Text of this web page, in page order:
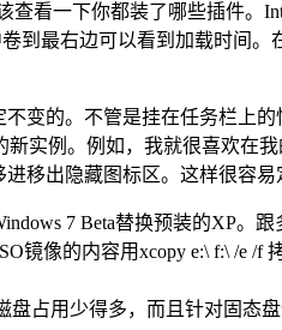
查看一下你都装了哪些插件。
到最右边可以看到加载时间。
变的。不管是挂在任务栏上
新实例。例如，我就很喜欢在
移出隐藏图标区。这样很容
7 Beta替换预装的XP。
镜像的内容用xcopy e:\ f:\ /e
占用少得多，而且针对固态